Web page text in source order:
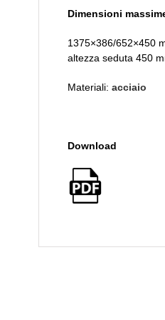
Dimensioni
1375×386/652×450
altezza seduta 450
Materiali: acciaio
Download